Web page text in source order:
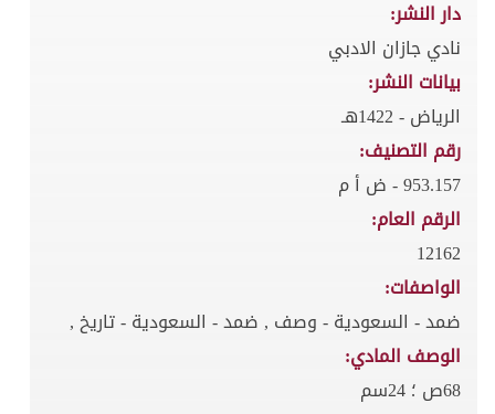
دار النشر:
نادي جازان الادبي
بيانات النشر:
الرياض - 1422هـ
رقم التصنيف:
953.157 - ض أ م
الرقم العام:
12162
الواصفات:
ضمد - السعودية - وصف , ضمد - السعودية - تاريخ ,
الوصف المادي:
68ص ؛ 24سم